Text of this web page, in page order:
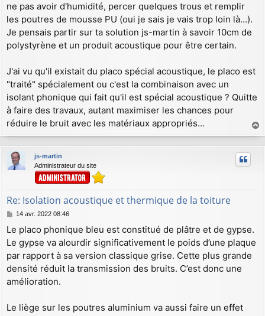
ne pas avoir d'humidité, percer quelques trous et remplir
les poutres de mousse PU (oui je sais je vais trop loin là...).
Je pensais partir sur ta solution js-martin à savoir 10cm de
polystyrène et un produit acoustique pour être certain.
J'ai vu qu'il existait du placo spécial acoustique, le placo est
"traité" spécialement ou c'est la combinaison avec un
isolant phonique qui fait qu'il est spécial acoustique ? Quitte
à faire des travaux, autant maximiser les chances pour
réduire le bruit avec les matériaux appropriés...
a
u
js-martin
Administrateur du site
Re: Isolation acoustique et thermique de la toiture
M
s
s
g
e
14 avr. 2022 08:46
Le placo phonique bleu est constitué de plâtre et de gypse.
Le gypse va alourdir significativement le poids d’une plaque
par rapport à sa version classique grise. Cette plus grande
densité réduit la transmission des bruits. C’est donc une
amélioration.
Le liège sur les poutres aluminium va aussi faire un effet